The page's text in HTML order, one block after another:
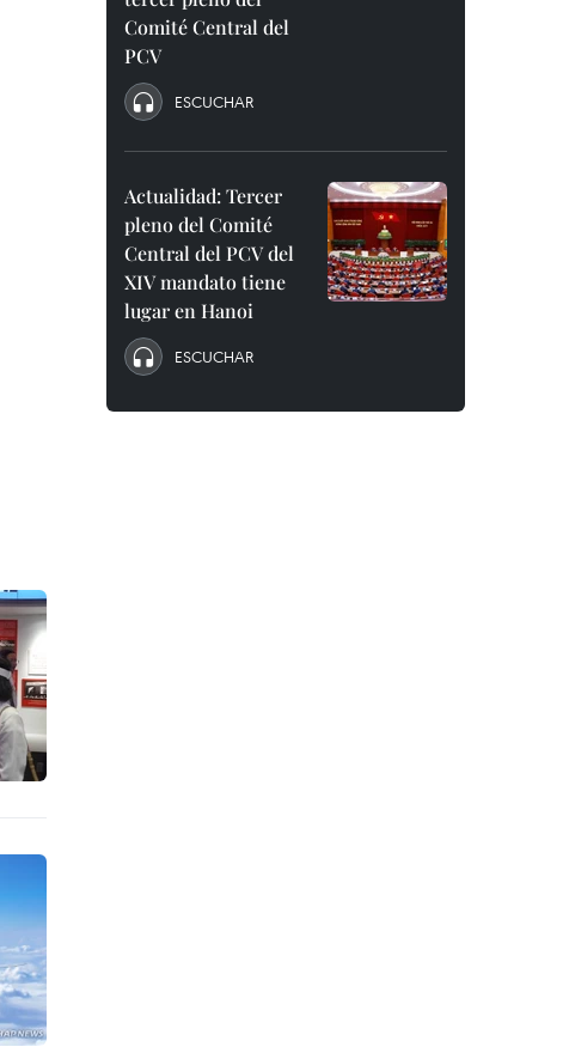
Comité Central del
PCV
ESCUCHAR
Actualidad: Tercer
pleno del Comité
Central del PCV del
XIV mandato tiene
lugar en Hanoi
ESCUCHAR